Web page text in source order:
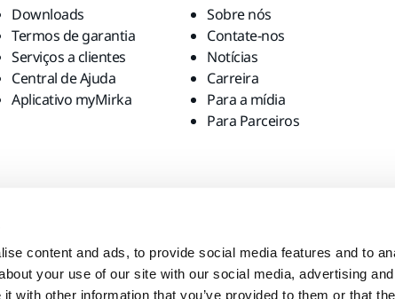
content and ads, to provide social media features and to
your use of our site with our social media, advertising
with other information that you’ve provided to them or that
Downloads
Termos de garantia
Serviços a clientes
Central de Ajuda
Aplicativo myMirka
Sobre nós
Contate-nos
Notícias
Carreira
Para a mídia
Para Parceiros